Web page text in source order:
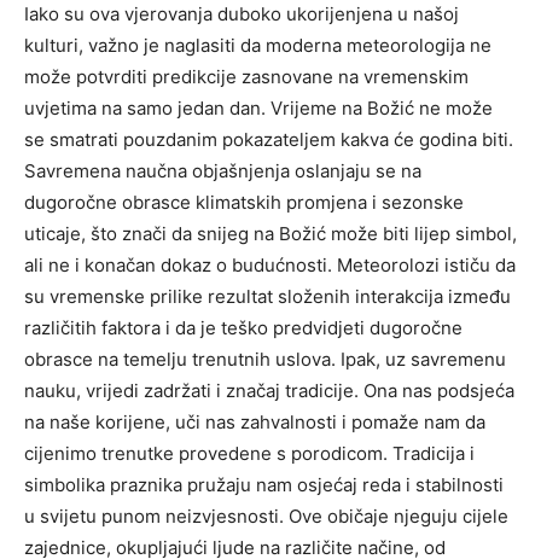
Iako su ova vjerovanja duboko ukorijenjena u našoj
kulturi, važno je naglasiti da moderna meteorologija ne
može potvrditi predikcije zasnovane na vremenskim
uvjetima na samo jedan dan. Vrijeme na Božić ne može
se smatrati pouzdanim pokazateljem kakva će godina biti.
Savremena naučna objašnjenja oslanjaju se na
dugoročne obrasce klimatskih promjena i sezonske
uticaje, što znači da snijeg na Božić može biti lijep simbol,
ali ne i konačan dokaz o budućnosti. Meteorolozi ističu da
su vremenske prilike rezultat složenih interakcija između
različitih faktora i da je teško predvidjeti dugoročne
obrasce na temelju trenutnih uslova. Ipak, uz savremenu
nauku, vrijedi zadržati i značaj tradicije. Ona nas podsjeća
na naše korijene, uči nas zahvalnosti i pomaže nam da
cijenimo trenutke provedene s porodicom. Tradicija i
simbolika praznika pružaju nam osjećaj reda i stabilnosti
u svijetu punom neizvjesnosti. Ove običaje njeguju cijele
zajednice, okupljajući ljude na različite načine, od